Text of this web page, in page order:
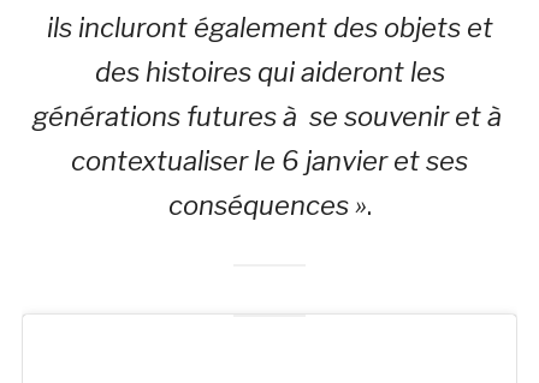
ils incluront également des objets et
des histoires qui aideront les
générations futures à se souvenir et à
contextualiser le 6 janvier et ses
conséquences ».